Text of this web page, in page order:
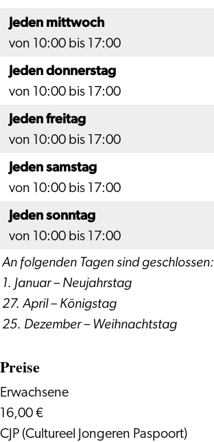
Jeden mittwoch
von 10:00 bis 17:00
Jeden donnerstag
von 10:00 bis 17:00
Jeden freitag
von 10:00 bis 17:00
Jeden samstag
von 10:00 bis 17:00
Jeden sonntag
von 10:00 bis 17:00
An folgenden Tagen sind geschlossen:
1. Januar – Neujahrstag
27. April – Königstag
25. Dezember – Weihnachtstag
Preise
Erwachsene
16,00 €
CJP (Cultureel Jongeren Paspoort)